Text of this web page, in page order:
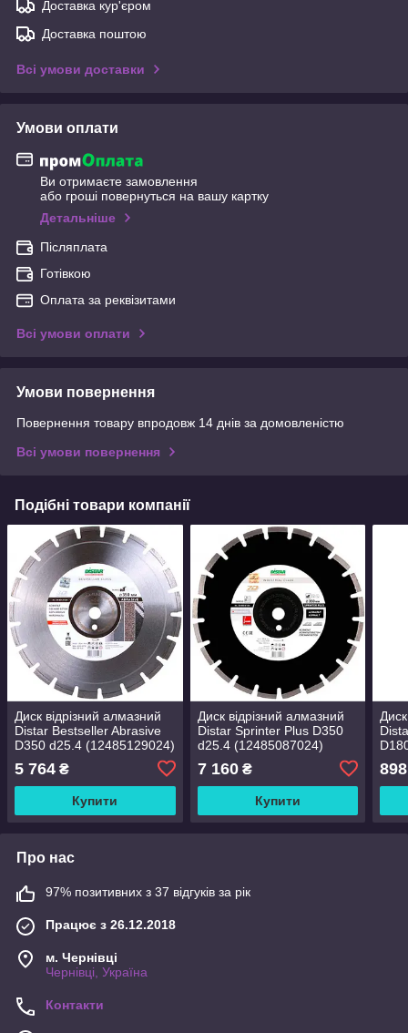
Доставка кур'єром
Доставка поштою
Всі умови доставки
Умови оплати
Ви отримаєте замовлення
або гроші повернуться на вашу картку
Детальніше
Післяплата
Готівкою
Оплата за реквізитами
Всі умови оплати
Умови повернення
Повернення товару впродовж 14 днів за домовленістю
Всі умови повернення
Подібні товари компанії
Диск відрізний алмазний
Distar Bestseller Abrasive
D350 d25.4 (12485129024)
5 764 ₴
Купити
Диск відрізний алмазний
Distar Sprinter Plus D350
d25.4 (12485087024)
7 160₴
Купити
898
Про нас
97% позитивних з 37 відгуків за рік
Працює з 26.12.2018
м. Чернівці
Чернівці, Україна
Контакти